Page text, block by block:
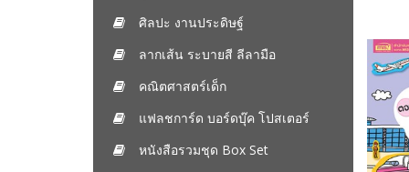
ศิลปะ งานประดิษฐ์
ลากเส้น ระบายสี ลีลามือ
คณิตศาสตร์เด็ก
แฟลชการ์ด บอร์ดบุ๊ค โปสเตอร์
หนังสือรวมชุด Box Set